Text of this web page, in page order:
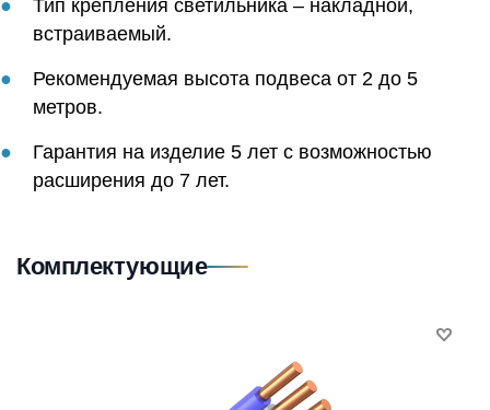
Тип крепления светильника – накладной,
встраиваемый.
Рекомендуемая высота подвеса от 2 до 5
метров.
Гарантия на изделие 5 лет с возможностью
расширения до 7 лет.
Комплектующие